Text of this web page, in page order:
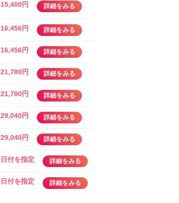
15,400円 詳細をみる
16,456円 詳細をみる
16,456円 詳細をみる
21,780円 詳細をみる
21,780円 詳細をみる
29,040円 詳細をみる
29,040円 詳細をみる
日付を指定 詳細をみる
日付を指定 詳細をみる